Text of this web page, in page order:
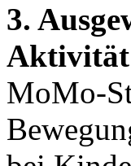
3.
MoMo-